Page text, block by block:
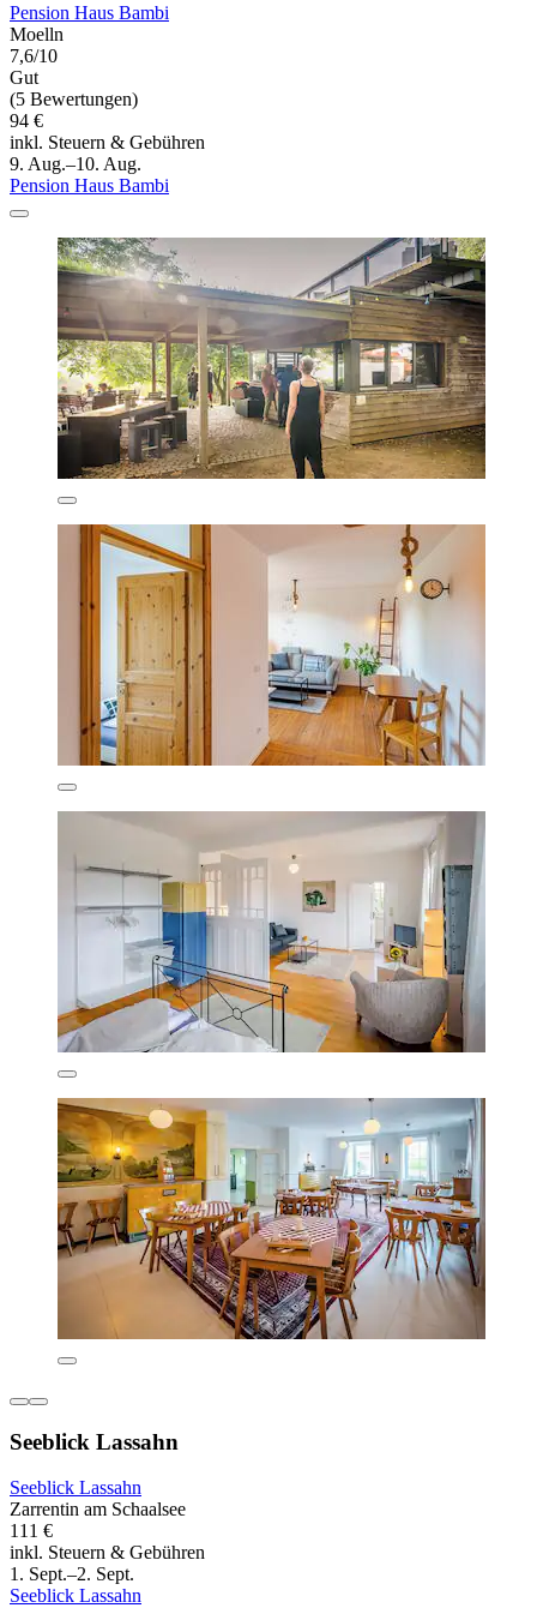
Pension Haus Bambi
Moelln
7,6/10
Gut
(5 Bewertungen)
94 €
inkl. Steuern & Gebühren
9. Aug.–10. Aug.
Pension Haus Bambi
Seeblick Lassahn
Seeblick Lassahn
Zarrentin am Schaalsee
111 €
inkl. Steuern & Gebühren
1. Sept.–2. Sept.
Seeblick Lassahn